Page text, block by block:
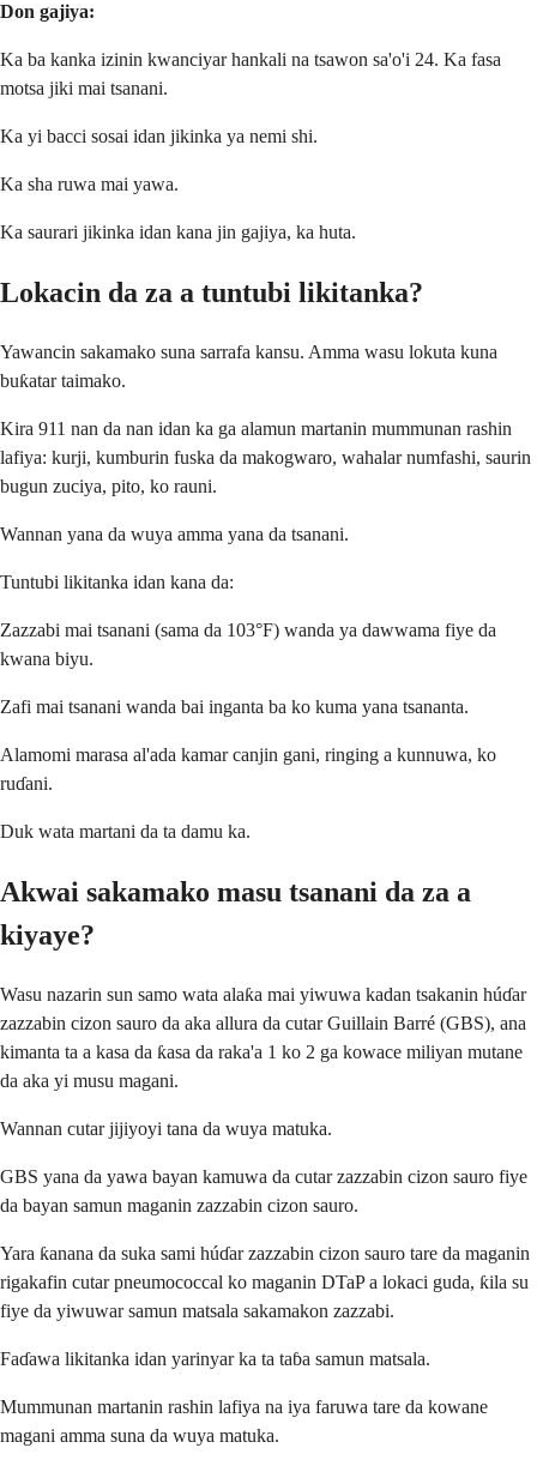
Don gajiya:
Ka ba kanka izinin kwanciyar hankali na tsawon sa'o'i 24. Ka fasa
motsa jiki mai tsanani.
Ka yi bacci sosai idan jikinka ya nemi shi.
Ka sha ruwa mai yawa.
Ka saurari jikinka idan kana jin gajiya, ka huta.
Lokacin da za a tuntubi likitanka?
Yawancin sakamako suna sarrafa kansu. Amma wasu lokuta kuna
buƙatar taimako.
Kira 911 nan da nan idan ka ga alamun martanin mummunan rashin
lafiya: kurji, kumburin fuska da makogwaro, wahalar numfashi, saurin
bugun zuciya, pito, ko rauni.
Wannan yana da wuya amma yana da tsanani.
Tuntubi likitanka idan kana da:
Zazzabi mai tsanani (sama da 103°F) wanda ya dawwama fiye da
kwana biyu.
Zafi mai tsanani wanda bai inganta ba ko kuma yana tsananta.
Alamomi marasa al'ada kamar canjin gani, ringing a kunnuwa, ko
ruɗani.
Duk wata martani da ta damu ka.
Akwai sakamako masu tsanani da za a
kiyaye?
Wasu nazarin sun samo wata alaƙa mai yiwuwa kadan tsakanin húɗar
zazzabin cizon sauro da aka allura da cutar Guillain Barré (GBS), ana
kimanta ta a kasa da ƙasa da raka'a 1 ko 2 ga kowace miliyan mutane
da aka yi musu magani.
Wannan cutar jijiyoyi tana da wuya matuka.
GBS yana da yawa bayan kamuwa da cutar zazzabin cizon sauro fiye
da bayan samun maganin zazzabin cizon sauro.
Yara ƙanana da suka sami húɗar zazzabin cizon sauro tare da maganin
rigakafin cutar pneumococcal ko maganin DTaP a lokaci guda, ƙila su
fiye da yiwuwar samun matsala sakamakon zazzabi.
Faɗawa likitanka idan yarinyar ka ta taɓa samun matsala.
Mummunan martanin rashin lafiya na iya faruwa tare da kowane
magani amma suna da wuya matuka.